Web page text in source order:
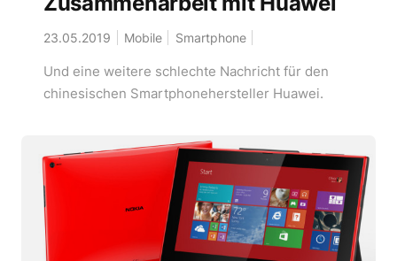
23.05.2019 Mobile Smartphone
Und eine weitere schlechte Nachricht für den
chinesischen Smartphonehersteller Huawei.